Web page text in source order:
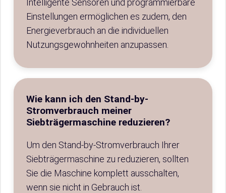
Intelligente Sensoren und programmierbare
Einstellungen ermöglichen es zudem, den
Energieverbrauch an die individuellen
Nutzungsgewohnheiten anzupassen.
Wie kann ich den Stand-by-
Stromverbrauch meiner
Siebträgermaschine reduzieren?
Um den Stand-by-Stromverbrauch Ihrer
Siebträgermaschine zu reduzieren, sollten
Sie die Maschine komplett ausschalten,
wenn sie nicht in Gebrauch ist.